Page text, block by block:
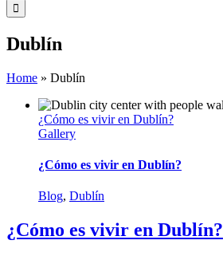
Dublín
Home » Dublín
¿Cómo es vivir en Dublín?
Gallery
¿Cómo es vivir en Dublín?
Blog, Dublín
¿Cómo es vivir en Dublín?